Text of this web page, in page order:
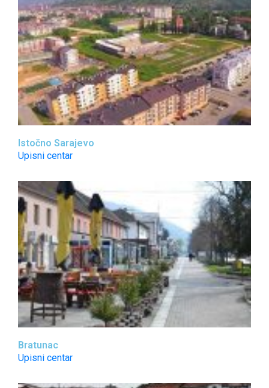
Istočno Sarajevo
Upisni centar
Bratunac
Upisni centar